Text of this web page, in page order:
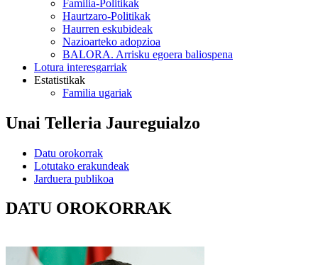
Familia-Politikak
Haurtzaro-Politikak
Haurren eskubideak
Nazioarteko adopzioa
BALORA. Arrisku egoera baliospena
Lotura interesgarriak
Estatistikak
Familia ugariak
Unai Telleria Jaureguialzo
Datu orokorrak
Lotutako erakundeak
Jarduera publikoa
DATU OROKORRAK